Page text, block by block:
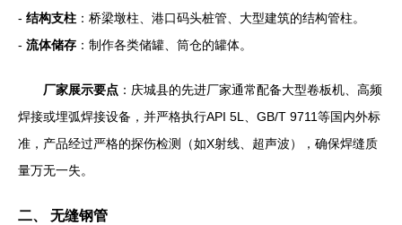
- 结构支柱 ：桥梁墩柱、港口码头桩管、大型建筑的结构管柱。
- 流体储存 ：制作各类储罐、筒仓的罐体。
厂家展示要点 ：庆城县的先进厂家通常配备大型卷板机、高频
焊接或埋弧焊接设备，并严格执行API 5L、GB/T 9711等国内外标
准，产品经过严格的探伤检测（如X射线、超声波），确保焊缝质
量万无一失。
二、 无缝钢管